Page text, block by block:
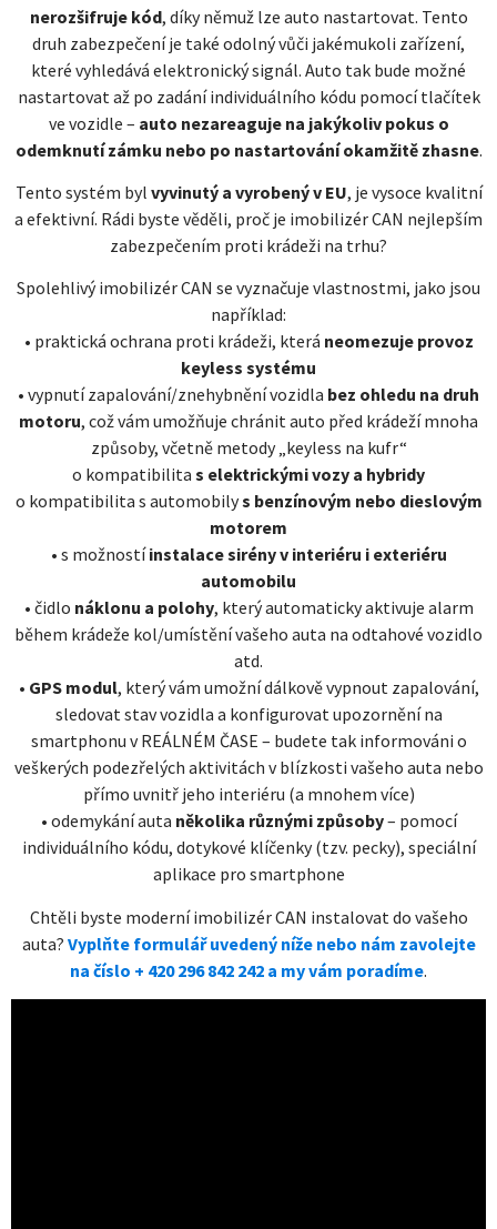
nerozšifruje kód, díky němuž lze auto nastartovat. Tento
druh zabezpečení je také odolný vůči jakémukoli zařízení,
které vyhledává elektronický signál. Auto tak bude možné
nastartovat až po zadání individuálního kódu pomocí tlačítek
ve vozidle – auto nezareaguje na jakýkoliv pokus o
odemknutí zámku nebo po nastartování okamžitě zhasne.
Tento systém byl vyvinutý a vyrobený v EU, je vysoce kvalitní
a efektivní. Rádi byste věděli, proč je imobilizér CAN nejlepším
zabezpečením proti krádeži na trhu?
Spolehlivý imobilizér CAN se vyznačuje vlastnostmi, jako jsou
například:
• praktická ochrana proti krádeži, která neomezuje provoz
keyless systému
• vypnutí zapalování/znehybnění vozidla bez ohledu na druh
motoru, což vám umožňuje chránit auto před krádeží mnoha
způsoby, včetně metody „keyless na kufr“
o kompatibilita s elektrickými vozy a hybridy
o kompatibilita s automobilys benzínovým nebo dieslovým
motorem
• s možnostíinstalace sirény v interiéru i exteriéru
automobilu
• čidlo náklonu a polohy, který automaticky aktivuje alarm
během krádeže kol/umístění vašeho auta na odtahové vozidlo
atd.
• GPS modul, který vám umožní dálkově vypnout zapalování,
sledovat stav vozidla a konfigurovat upozornění na
smartphonu v REÁLNÉM ČASE – budete tak informováni o
veškerých podezřelých aktivitách v blízkosti vašeho auta nebo
přímo uvnitř jeho interiéru (a mnohem více)
• odemykání auta několika různými způsoby– pomocí
individuálního kódu, dotykové klíčenky (tzv. pecky), speciální
aplikace pro smartphone
Chtěli byste moderní imobilizér CAN instalovat do vašeho
auta? Vyplňte formulář uvedený níže nebo nám zavolejte
na číslo + 420 296 842 242 a my vám poradíme.